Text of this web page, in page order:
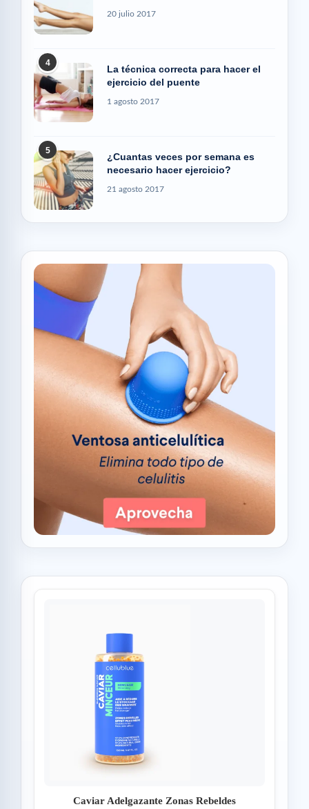
20 julio 2017
4
La técnica correcta para hacer el
ejercicio del puente
1 agosto 2017
5
¿Cuantas veces por semana es
necesario hacer ejercicio?
21 agosto 2017
Caviar Adelgazante Zonas Rebeldes